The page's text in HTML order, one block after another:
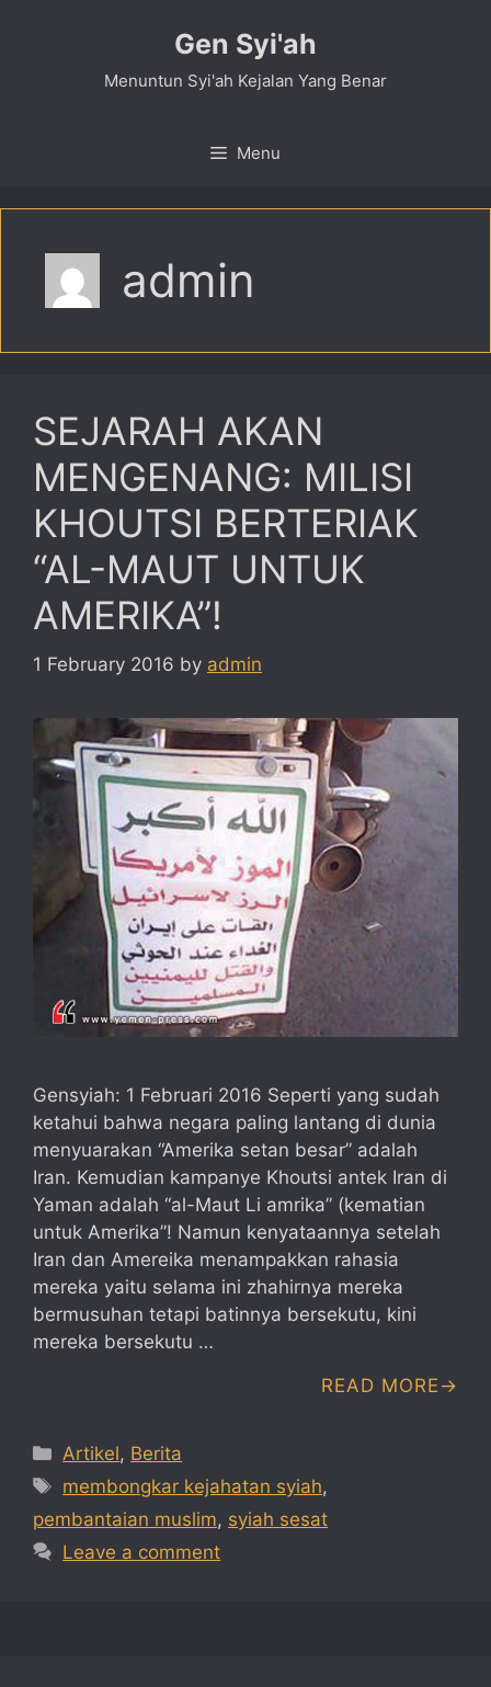
Gen Syi'ah
Menuntun Syi'ah Kejalan Yang Benar
Menu
admin
SEJARAH AKAN
MENGENANG: MILISI
KHOUTSI BERTERIAK
“AL-MAUT UNTUK
AMERIKA”!
1 February 2016 by admin
Gensyiah: 1 Februari 2016 Seperti yang sudah
ketahui bahwa negara paling lantang di dunia
menyuarakan “Amerika setan besar” adalah
Iran. Kemudian kampanye Khoutsi antek Iran di
Yaman adalah “al-Maut Li amrika” (kematian
untuk Amerika”! Namun kenyataannya setelah
Iran dan Amereika menampakkan rahasia
mereka yaitu selama ini zhahirnya mereka
bermusuhan tetapi batinnya bersekutu, kini
mereka bersekutu …
READ MORE
Categories
Artikel, Berita
Tags
membongkar kejahatan syiah,
pembantaian muslim, syiah sesat
Leave a comment